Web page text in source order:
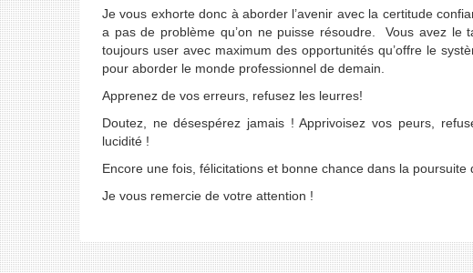
Je vous exhorte donc à aborder l’avenir avec la certitude
a pas de problème qu’on ne puisse résoudre. Vous avez le
toujours user avec maximum des opportunités qu’offre le
pour aborder le monde professionnel de demain.
Apprenez de vos erreurs, refusez les leurres!
Doutez, ne désespérez jamais ! Apprivoisez vos peurs,
lucidité !
Encore une fois, félicitations et bonne chance dans la poursuite
Je vous remercie de votre attention !